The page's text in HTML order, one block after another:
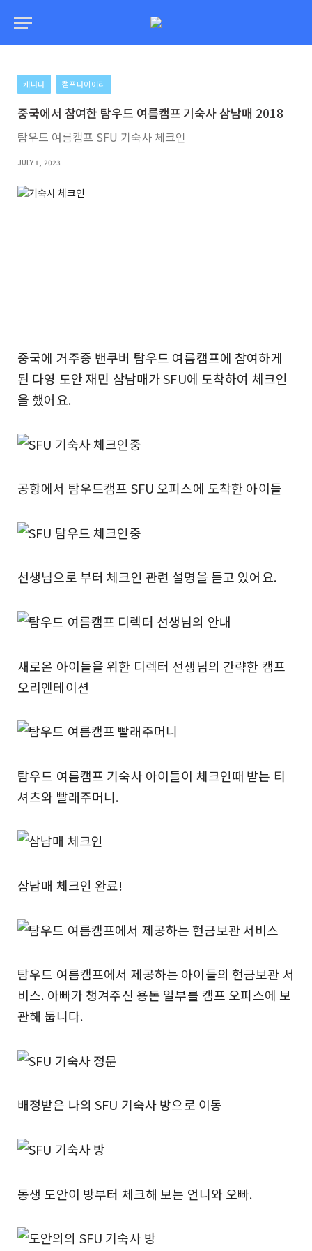
캐나다 캠프다이어리
중국에서 참여한 탐우드 여름캠프 기숙사 삼남매 2018
탐우드 여름캠프 SFU 기숙사 체크인
JULY 1, 2023
중국에 거주중 밴쿠버 탐우드 여름캠프에 참여하게
된 다영 도안 재민 삼남매가 SFU에 도착하여 체크인
을 했어요.
공항에서 탐우드캠프 SFU 오피스에 도착한 아이들
선생님으로 부터 체크인 관련 설명을 듣고 있어요.
새로온 아이들을 위한 디렉터 선생님의 간략한 캠프
오리엔테이션
탐우드 여름캠프 기숙사 아이들이 체크인때 받는 티
셔츠와 빨래주머니.
삼남매 체크인 완료!
탐우드 여름캠프에서 제공하는 아이들의 현금보관 서
비스. 아빠가 챙겨주신 용돈 일부를 캠프 오피스에 보
관해 둡니다.
배정받은 나의 SFU 기숙사 방으로 이동
동생 도안이 방부터 체크해 보는 언니와 오빠.